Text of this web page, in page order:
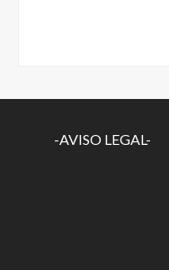
-AVISO LEGAL-